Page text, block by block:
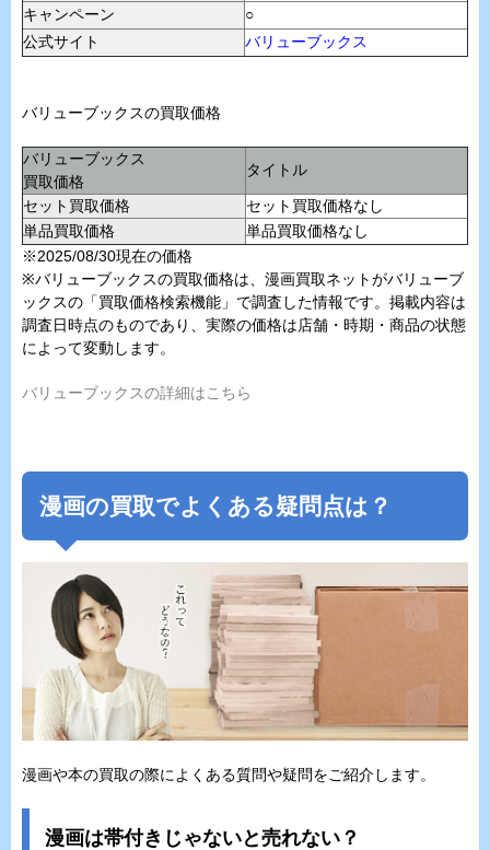
キャンペーン
○
公式サイト
バリューブックス
バリューブックスの買取価格
バリューブックス
買取価格
タイトル
セット買取価格
セット買取価格なし
単品買取価格
単品買取価格なし
※2025/08/30現在の価格
※バリューブックスの買取価格は、漫画買取ネットがバリューブ
ックスの「買取価格検索機能」で調査した情報です。掲載内容は
調査日時点のものであり、実際の価格は店舗・時期・商品の状態
によって変動します。
バリューブックスの詳細はこちら
漫画の買取でよくある疑問点は？
漫画や本の買取の際によくある質問や疑問をご紹介します。
漫画は帯付きじゃないと売れない？